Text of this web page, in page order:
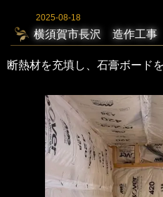
2025-08-18
横須賀市長沢 造作工事
断熱材を充填し、石膏ボード